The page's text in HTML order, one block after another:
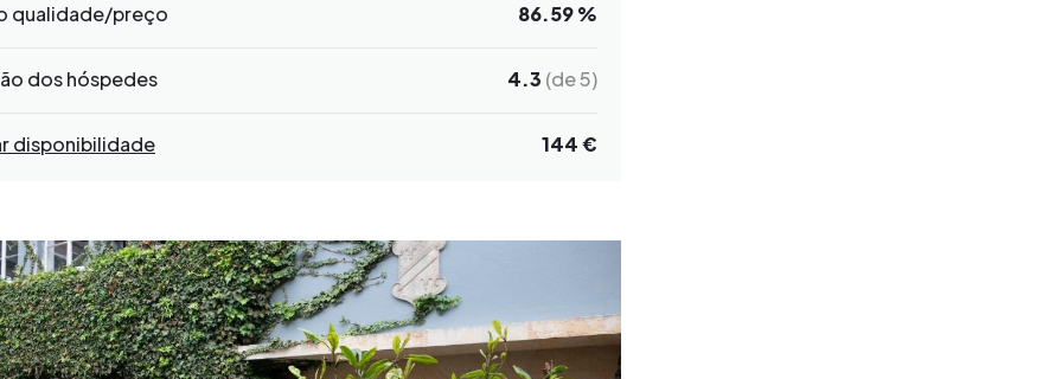
qualidade/preço 86.59 %
dos hóspedes 4.3 (de 5)
disponibilidade 144 €